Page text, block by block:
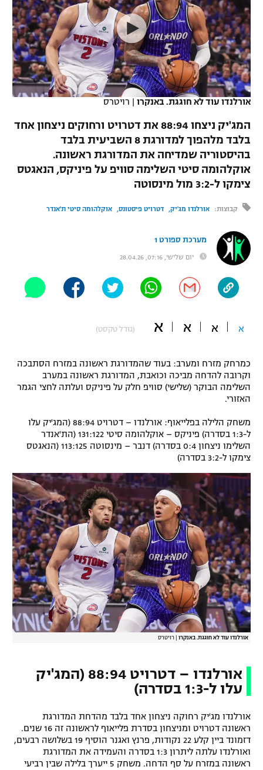
VOD
רץ ברשת
תוצאות
לוח שידורים
"מעל הליגה" – פודקאסט
"מחצית בשכונה" – פודקאסט
משתתפים וזוכים בפרסים
תקנון עבור פעילות אלקטרה
טניס
גיימינג E-Sports
תנאי שימוש
מדיניות פרטיות
תקנון פעילות ספורט 1
רשיון להקרנה פומבית לבית עסק
הצטרפות לחבילת הערוצים
לוח דרושים – ג'ובנט
תגיות
נבחרת ישראל
מכבי חיפה
בית"ר ירושלים
מכבי תל אביב
הפועל תל אביב
הפועל חיפה
הפועל באר שבע
מכבי נתניה
בני יהודה
ליגה ספרדית
ליגה איטלקית
ליגה צרפתית
ליגה טורקית
ליגה סינית
כדורסל נשים
מכבי תל אביב
הפועל חולון
הפועל ירושלים
דני אבדיה
יורוליג
יורוקאפ
טניס
כדוריד
כדורעף
ג'ודו
אגרוף
ספורט אולימפי
UFC
היאבקות WWE
אופניים
פוטבול אמריקאי NFL
בייסבול MLB
ספורט אתגרי ואקסטרים
אומנויות לחימה
גיימינג E-Sports
אורלנדו עוד לא חוגגת. באנקרו | רויטרס
המג'יק ניצחו 88:94 את דטרויט ורחוקים ניצחון אחד
בלבד מלהפוך למדורגת 8 השביעית בלבד
בהיסטוריה שמדיחה את המדורגת ראשונה.
אוקלהומה סיטי השלימה סוויפ על פיניקס, הנאגטס
צימקו ל-3:2 מול מינסוטה
קבוצות: אורלנדו מג'יק דטרויט פיסטונס אוקלהומה סיטי ת'אנדר
מערכת ספורט 1
יום שלישי, 07:16, 28.04.26
א א א א (גודל טקסט)
כמרחק מזרח ומערב: בעוד שהמדורגת ראשונה במזרח הסתבכה
וקרובה להדחה מביכה וכואבת, המדורגת ראשונה במערב
השלימה הבוקר (שלישי) סוויפ חלק על פיניקס ועלתה לחצי הגמר
האזורי.
משחק הלילה בפלייאוף: אורלנדו – דטרויט 88:94 (המג'יק עלו
ל-1:3 בסדרה) פיניקס – אוקלהומה סיטי 131:122 (הת'אנדר
השלימו ניצחון 0:4 בסדרה) דנבר – מינסוטה 113:125 (הנאגטס
צימקו ל-3:2 בסדרה)
אורלנדו עוד לא חוגגת. באנקרו רויטרס
אורלנדו – דטרויט 88:94 (המג'יק
עלו ל-1:3 בסדרה)
אורלנדו מג'יק רחוקה ניצחון אחד בלבד מהדחת המדורגת
ראשונה דטרויט ומניצחון בסדרת פלייאוף לראשונה זה 16 שנים.
דזמונד ביין קלע 22 נקודות, פרנץ ואגנר הוסיף 19 בשלושה רבעים,
ואורלנדו עלתה ליתרון 1:3 בסדרה והעמידה את המדורגת
ראשונה במזרח על סף הדחה. משחק 5 ייערך בלילה שבין רביעי